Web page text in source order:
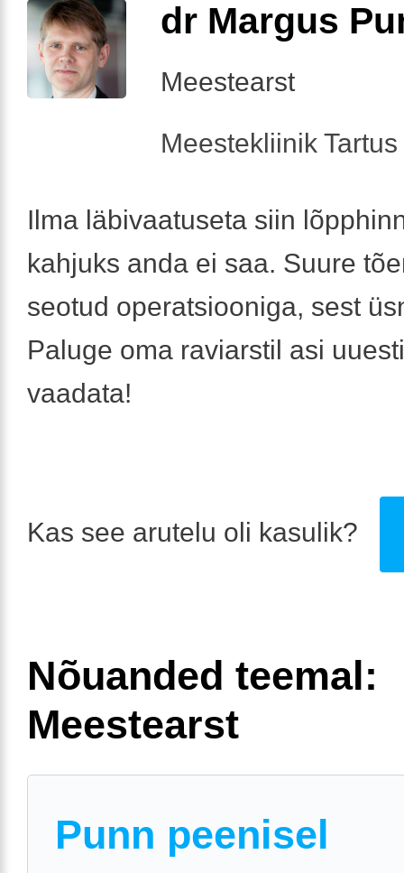
dr Margus
Meestearst
Meestekliinik
Ilma läbivaatuseta siin
kahjuks anda ei saa. Suure
seotud operatsiooniga, sest
Paluge oma raviarstil asi
vaadata!
Kas see arutelu oli kasulik?
Nõuanded teemal:
Meestearst
Punn peenisel